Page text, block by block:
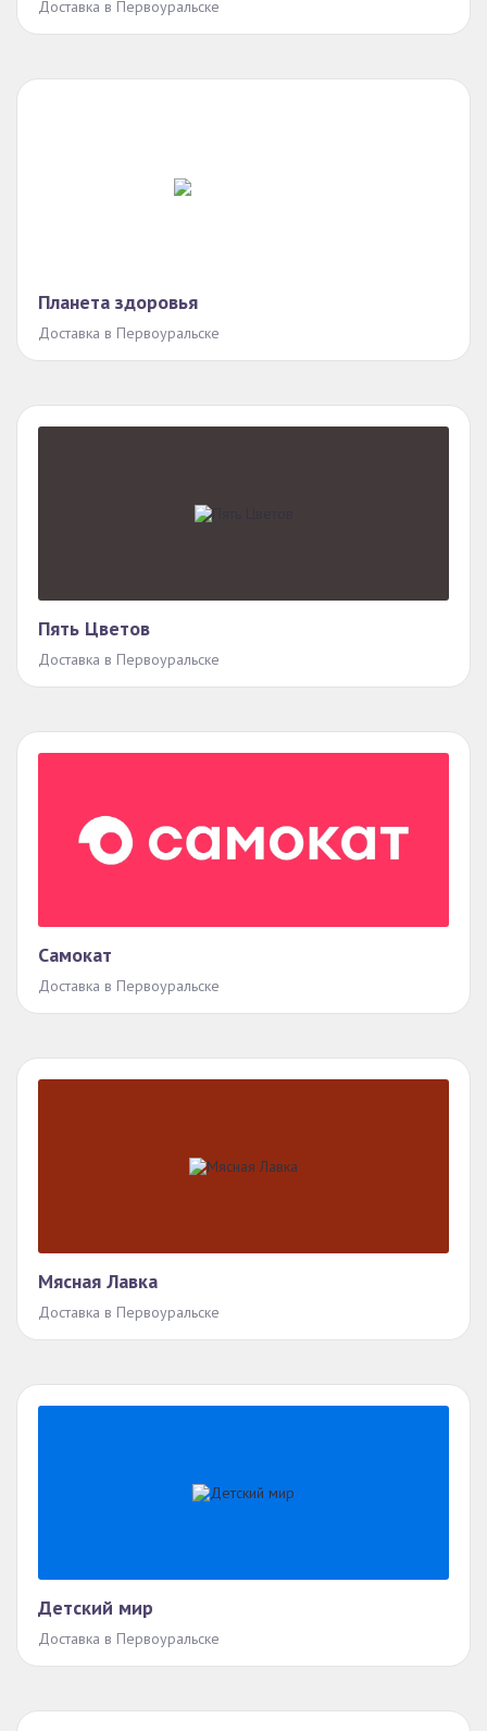
Доставка в Первоуральске
Планета здоровья
Доставка в Первоуральске
Пять Цветов
Доставка в Первоуральске
Самокат
Доставка в Первоуральске
Мясная Лавка
Доставка в Первоуральске
Детский мир
Доставка в Первоуральске